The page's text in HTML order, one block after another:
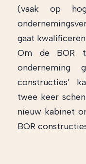
(vaak op
gaat
Om de BOR
onderneming
constructies’
twee keer
nieuw kabinet
BOR